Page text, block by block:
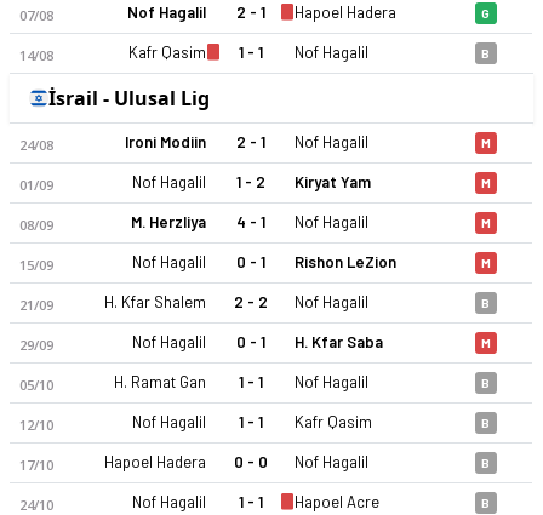
07/08 Nof Hagalil 2 - 1 Hapoel Hadera G
14/08 Kafr Qasim 1 - 1 Nof Hagalil B
İsrail - Ulusal Lig
24/08 Ironi Modiin 2 - 1 Nof Hagalil M
01/09 Nof Hagalil 1 - 2 Kiryat Yam M
08/09 M. Herzliya 4 - 1 Nof Hagalil M
15/09 Nof Hagalil 0 - 1 Rishon LeZion M
21/09 H. Kfar Shalem 2 - 2 Nof Hagalil B
29/09 Nof Hagalil 0 - 1 H. Kfar Saba M
05/10 H. Ramat Gan 1 - 1 Nof Hagalil B
12/10 Nof Hagalil 1 - 1 Kafr Qasim B
17/10 Hapoel Hadera 0 - 0 Nof Hagalil B
24/10 Nof Hagalil 1 - 1 Hapoel Acre B